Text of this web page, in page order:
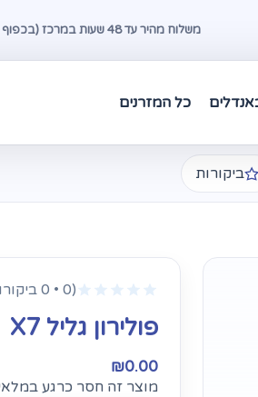
משלוח מהיר עד 48 שעות במרכז (בכפוף למלאי) | לייעוץ:
כל המזרנים
ביקורות
(0 • 0 ביקורות)
פולירון גליל X7
₪0.00
מוצר זה חסר כרגע במלאי